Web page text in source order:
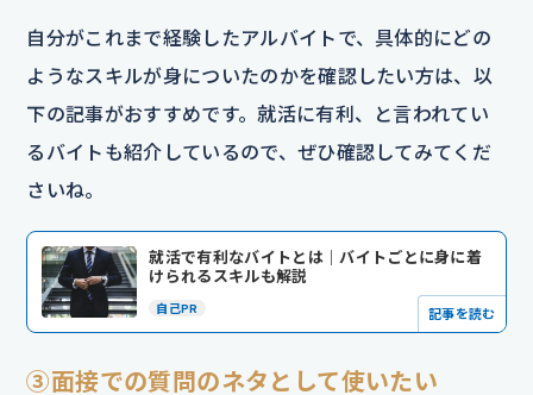
自分がこれまで経験したアルバイトで、具体的にどの
ようなスキルが身についたのかを確認したい方は、以
下の記事がおすすめです。就活に有利、と言われてい
るバイトも紹介しているので、ぜひ確認してみてくだ
さいね。
就活で有利なバイトとは｜バイトごとに身に着
けられるスキルも解説
自己PR 記事を読む
③面接での質問のネタとして使いたい